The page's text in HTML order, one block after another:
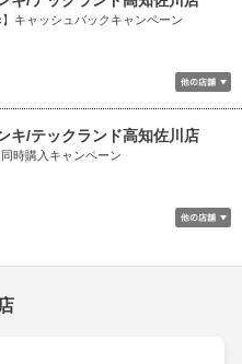
】キャッシュバックキャンペーン
キ/テックランド高知佐川店
時購入キャンペーン